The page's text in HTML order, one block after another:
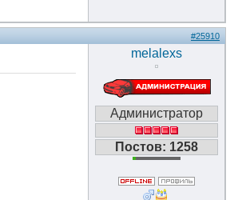
#25910
melalexs
Администратор
Постов: 1258